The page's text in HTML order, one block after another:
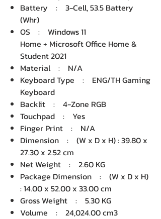
Battery : 3-Cell, 53.5 Battery
(Whr)
OS : Windows 11
Home + Microsoft Office Home &
Student 2021
Material : N/A
Keyboard Type : ENG/TH Gaming
Keyboard
Backlit : 4-Zone RGB
Touchpad : Yes
Finger Print : N/A
Dimension : (W x D x H) : 39.80 x
27.30 x 2.52 cm
Net Weight : 2.60 KG
Package Dimension : (W x D x H)
: 14.00 x 52.00 x 33.00 cm
Gross Weight : 5.30 KG
Volume : 24,024.00 cm3